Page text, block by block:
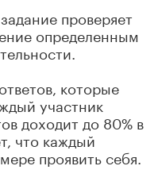
проверяет
определенным
которые
участник
доходит до 80% в
что каждый
проявить себя.